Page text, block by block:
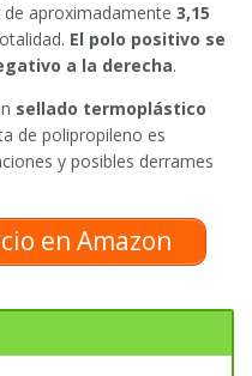
aproximadamente 3,15
El polo positivo se
a la derecha.
sellado termoplástico
de polipropileno es
y posibles derrames
en Amazon